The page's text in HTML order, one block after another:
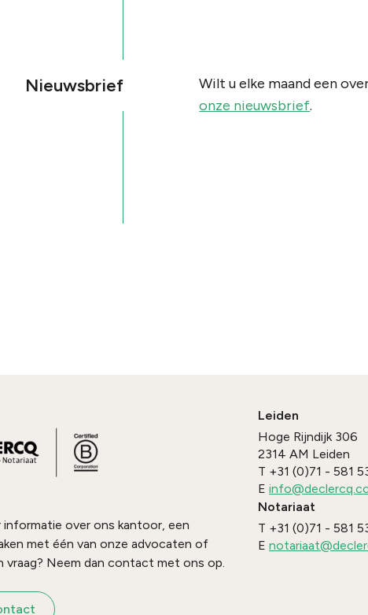
Nieuwsbrief
Wilt u elke maand een
onze nieuwsbrief.
informatie over ons kantoor, een
met één van onze advocaten of
vraag? Neem dan contact met ons op.
Leiden
Hoge Rijndijk 306
2314 AM Leiden
T +31 (0)71 - 581
E
Notariaat
T +31 (0)71 - 581
E